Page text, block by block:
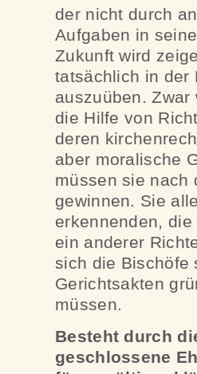
der nicht durch
Aufgaben in
Zukunft wird
tatsächlich in der
auszuüben.
die Hilfe von
deren
aber moralische
müssen sie nach
gewinnen. Sie
erkennenden,
ein anderer
sich die Bischöfe
Gerichtsakten
müssen.
Besteht durch
geschlossene